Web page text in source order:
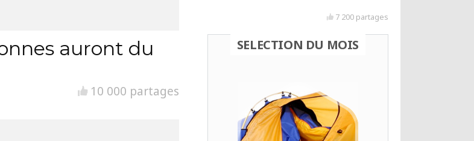
auront du
10 000 partages
7 200 partages
SELECTION DU MOIS